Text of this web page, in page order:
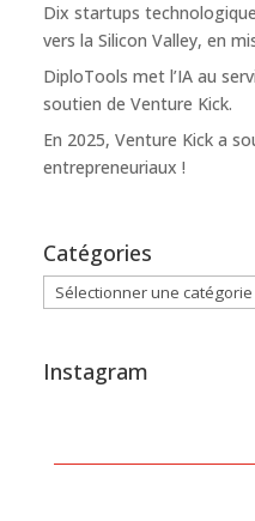
Dix startups
vers la Silicon Valley, en
DiploTools met l’IA au
soutien de Venture Kick.
En 2025, Venture Kick a
entrepreneuriaux !
Catégories
Catégories
Instagram